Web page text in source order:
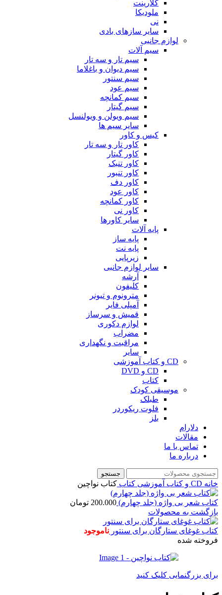
کلارینت
ملودیکا
نی
سایر سازهای بادی
لوازم جانبی
سیم آلات
سیم تار و سه تار
سیم دیوان و باغلاما
سیم سنتور
سیم عود
سیم کمانچه
سیم گیتار
سیم ویولن و ویولنسل
سایر سیم ها
کیس و کاور
کاور تار و سه تار
کاور گیتار
کاور تنبک
کاور تنبور
کاور دف
کاور عود
کاور کمانچه
کاور نی
سایر کاورها
پایه آلات
پایه ساز
پایه نت
زیرپایی
سایر لوازم جانبی
آرشه
کلیفون
مترونوم و تیونر
آمپلی فایر
قمیش و سرساز
لوازم دکوری
مضراب
مراقبت و نگهداری
سایر
CD و کتاب آموزشی
CD و DVD
کتاب
موسیقی کودک
طبلک
فلوت ریکوردر
بلز
دلارام
مقالات
تماس با ما
درباره ما
جستجو
خانه CD و کتاب آموزشی کتاب کتاب نواچین
کتاب شعر بی واژه (جلد چهارم) 200.000 تومان
بازگشت به محصولات
کتاب غوغای ستارگان برای سنتور ناموجود
فروخته شده
برای بزرگنمایی کلیک کنید